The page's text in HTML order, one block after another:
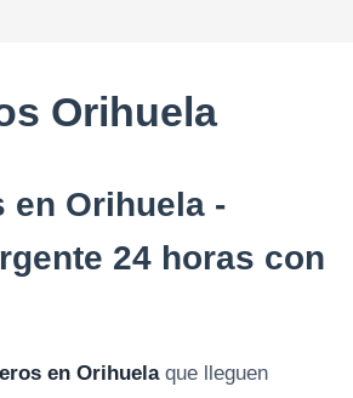
Orihuela
en Orihuela -
24 horas con
en Orihuelaque lleguen